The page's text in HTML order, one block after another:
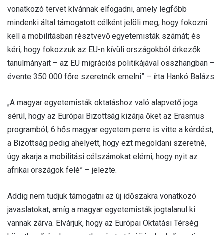
vonatkozó tervet kívánnak elfogadni, amely legfőbb
mindenki által támogatott célként jelöli meg, hogy fokozni
kell a mobilitásban résztvevő egyetemisták számát; és
kéri, hogy fokozzuk az EU-n kívüli országokból érkezők
tanulmányait – az EU migrációs politikájával összhangban –
évente 350 000 főre szeretnék emelni” – írta Hankó Balázs.
„A magyar egyetemisták oktatáshoz való alapvető joga
sérül, hogy az Európai Bizottság kizárja őket az Erasmus
programból, 6 hős magyar egyetem perre is vitte a kérdést,
a Bizottság pedig ahelyett, hogy ezt megoldani szeretné,
úgy akarja a mobilitási célszámokat elérni, hogy nyit az
afrikai országok felé” – jelezte.
Addig nem tudjuk támogatni az új időszakra vonatkozó
javaslatokat, amíg a magyar egyetemisták jogtalanul ki
vannak zárva. Elvárjuk, hogy az Európai Oktatási Térség